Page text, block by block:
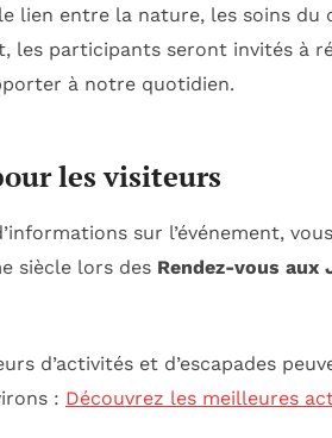
lien entre la nature, les soins
les participants seront invités à
à notre quotidien.
les visiteurs
sur l’événement,
siècle lors des Rendez-vous aux
d’activités et d’escapades
: Découvrez les meilleures